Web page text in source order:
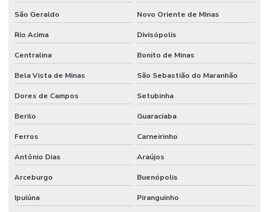
São Geraldo Novo Oriente de Minas
Rio Acima Divisópolis
Centralina Bonito de Minas
Bela Vista de Minas São Sebastião do Maranhão
Dores de Campos Setubinha
Berilo Guaraciaba
Ferros Carneirinho
Antônio Dias Araújos
Arceburgo Buenópolis
Ipuiúna Piranguinho